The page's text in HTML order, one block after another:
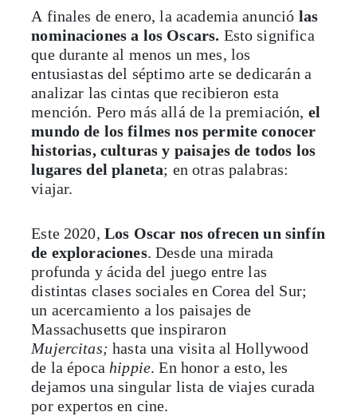
A finales de enero, la academia anunció las
nominaciones a los Oscars. Esto significa
que durante al menos un mes, los
entusiastas del séptimo arte se dedicarán a
analizar las cintas que recibieron esta
mención. Pero más allá de la premiación, el
mundo de los filmes nos permite conocer
historias, culturas y paisajes de todos los
lugares del planeta; en otras palabras:
viajar.
Este 2020, Los Oscar nos ofrecen un sinfín
de exploraciones. Desde una mirada
profunda y ácida del juego entre las
distintas clases sociales en Corea del Sur;
un acercamiento a los paisajes de
Massachusetts que inspiraron
Mujercitas; hasta una visita al Hollywood
de la época hippie. En honor a esto, les
dejamos una singular lista de viajes curada
por expertos en cine.